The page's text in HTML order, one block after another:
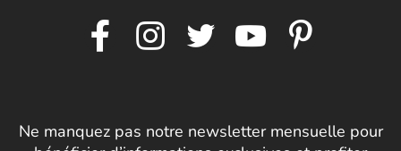
Ne manquez pas notre newsletter mensuelle pour